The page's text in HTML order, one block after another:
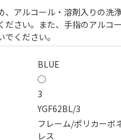
、アルコール・溶剤入りの洗
ださい。また、手指のアルコ
ください。
BLUE
◯
3
YGF62BL/3
フレーム/ポリカーボ
レス